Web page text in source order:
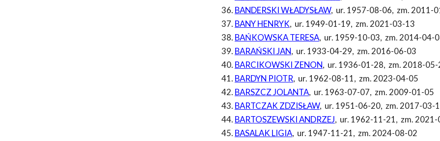
BANDERSKI WŁADYSŁAW, ur. 1957-08-06, zm. 2011-
BANY HENRYK, ur. 1949-01-19, zm. 2021-03-13
BAŃKOWSKA TERESA, ur. 1959-10-03, zm. 2014-04-
BARAŃSKI JAN, ur. 1933-04-29, zm. 2016-06-03
BARCIKOWSKI ZENON, ur. 1936-01-28, zm. 2018-
BARDYN PIOTR, ur. 1962-08-11, zm. 2023-04-05
BARSZCZ JOLANTA, ur. 1963-07-07, zm. 2009-01-05
BARTCZAK ZDZISŁAW, ur. 1951-06-20, zm. 2017-03-
BARTOSZEWSKI ANDRZEJ, ur. 1962-11-21, zm.
BASALAK LIGIA, ur. 1947-11-21, zm. 2024-08-02